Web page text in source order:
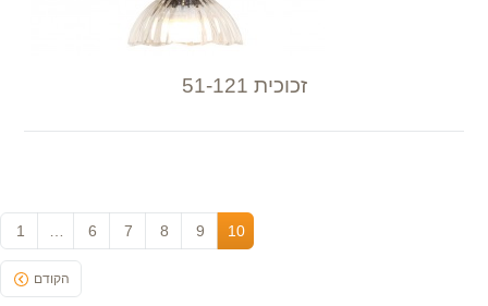
זכוכית 51-121
1 … 6 7 8 9 10
הקודם